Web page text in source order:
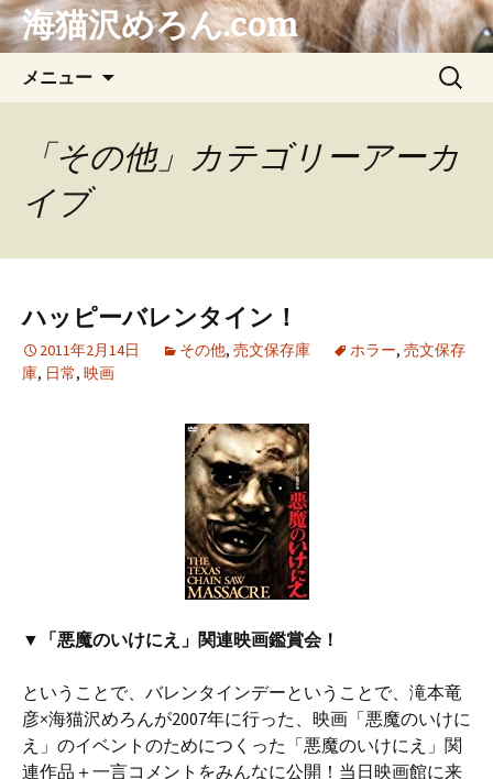
海猫沢めろん.com
メニュー
ン
ツ
検
「その他」カテゴリーアーカ
イブ
ハッピーバレンタイン！
2011年2月14日 その他, 売文保存庫 ホラー, 売文保存
庫, 日常, 映画
▼「悪魔のいけにえ」関連映画鑑賞会！
ということで、バレンタインデーということで、滝本竜
彦×海猫沢めろんが2007年に行った、映画「悪魔のいけに
え」のイベントのためにつくった「悪魔のいけにえ」関
連作品＋一言コメントをみんなに公開！当日映画館に来